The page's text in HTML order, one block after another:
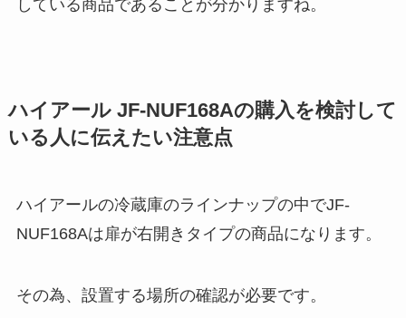
している商品であることが分かりますね。
ハイアール JF-NUF168Aの購入を検討して
いる人に伝えたい注意点
ハイアールの冷蔵庫のラインナップの中でJF-
NUF168Aは扉が右開きタイプの商品になります。
その為、設置する場所の確認が必要です。